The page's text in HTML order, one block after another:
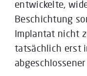
entwickelte,
Beschichtung
Implantat nicht
tatsächlich erst